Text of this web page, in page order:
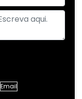
Email